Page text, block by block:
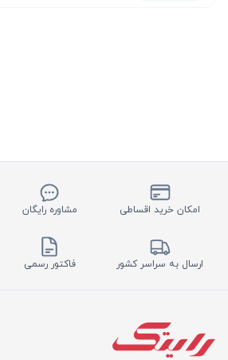
امکان خرید اقساطی مشاوره رایگان
ارسال به سراسر کشور فاکتور رسمی